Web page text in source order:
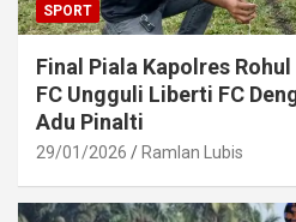
SPORT
Final Piala Kapolres
FC Ungguli Liberti FC
Adu Pinalti
29/01/2026 Ramlan Lubis